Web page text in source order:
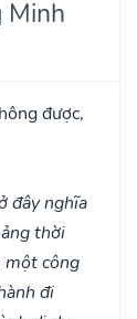
Minh
được,
đây nghĩa
thời
một công
đi